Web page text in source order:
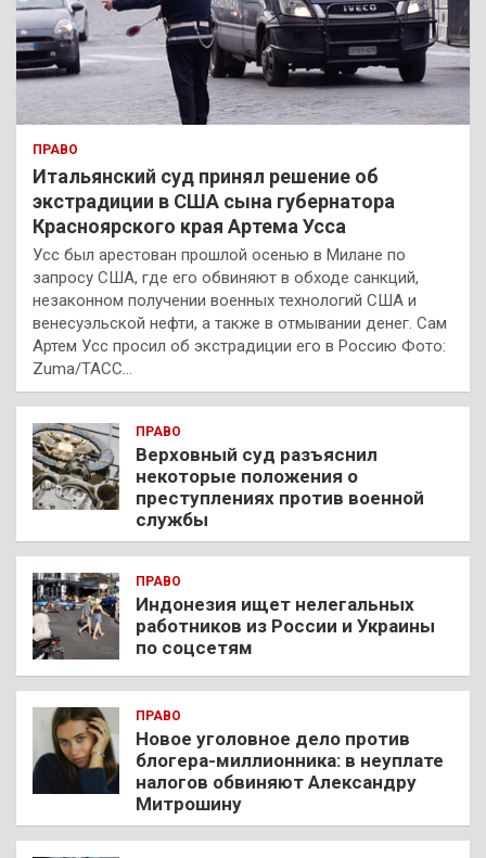
ПРАВО
Итальянский суд принял решение об
экстрадиции в США сына губернатора
Красноярского края Артема Усса
Усс был арестован прошлой осенью в Милане по
запросу США, где его обвиняют в обходе санкций,
незаконном получении военных технологий США и
венесуэльской нефти, а также в отмывании денег. Сам
Артем Усс просил об экстрадиции его в Россию Фото:
Zuma/ТАСС…
ПРАВО
Верховный суд разъяснил
некоторые положения о
преступлениях против военной
службы
ПРАВО
Индонезия ищет нелегальных
работников из России и Украины
по соцсетям
ПРАВО
Новое уголовное дело против
блогера-миллионника: в неуплате
налогов обвиняют Александру
Митрошину